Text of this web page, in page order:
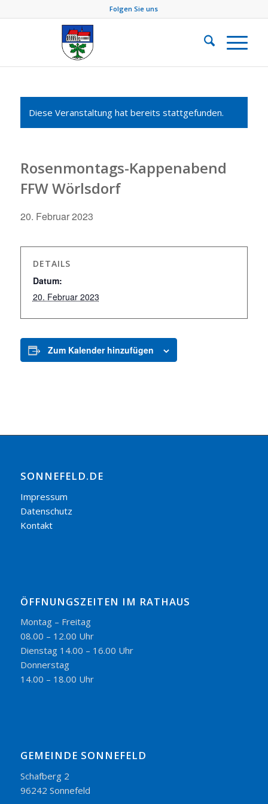
Folgen Sie uns
Diese Veranstaltung hat bereits stattgefunden.
Rosenmontags-Kappenabend
FFW Wörlsdorf
20. Februar 2023
DETAILS
Datum:
20. Februar 2023
Zum Kalender hinzufügen
SONNEFELD.DE
Impressum
Datenschutz
Kontakt
ÖFFNUNGSZEITEN IM RATHAUS
Montag – Freitag
08.00 – 12.00 Uhr
Dienstag 14.00 – 16.00 Uhr
Donnerstag
14.00 – 18.00 Uhr
GEMEINDE SONNEFELD
Schafberg 2
96242 Sonnefeld